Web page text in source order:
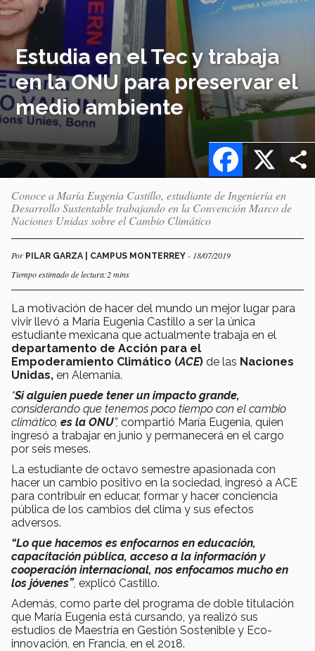
Estudia en el Tec y trabaja
en la ONU para preservar el
medio ambiente
X
Facebook
Conoce a María Eugenia Castillo, estudiante de Ingeniería en
Desarrollo Sustentable trabajando en la Convención Marco de
Naciones Unidas sobre el Cambio Climático
Por PILAR GARZA | CAMPUS MONTERREY - 18/07/2019
Tiempo estimado de lectura:2 mins
La motivación de hacer del mundo un mejor lugar para
vivir llevó a María Eugenia Castillo a ser la única
estudiante mexicana que actualmente trabaja en el
departamento de Acción para el
Empoderamiento Climático (ACE) de las Naciones
Unidas, en Alemania.
“Si alguien puede tener un impacto grande,
considerando que tenemos poco tiempo con el cambio
climático, es la ONU”, compartió María Eugenia, quien
ingresó a trabajar en junio y permanecerá en el cargo
por seis meses.
La estudiante de octavo semestre apasionada con
hacer un cambio positivo en la sociedad, ingresó a ACE
para contribuir en educar, formar y hacer conciencia
pública de los cambios del clima y sus efectos
adversos.
“Lo que hacemos es enfocarnos en educación,
capacitación pública, acceso a la información y
cooperación internacional, nos enfocamos mucho en
los jóvenes”, explicó Castillo.
Además, como parte del programa de doble titulación
que María Eugenia está cursando, ya realizó sus
estudios de Maestría en Gestión Sostenible y Eco-
innovación, en Francia, en el 2018.